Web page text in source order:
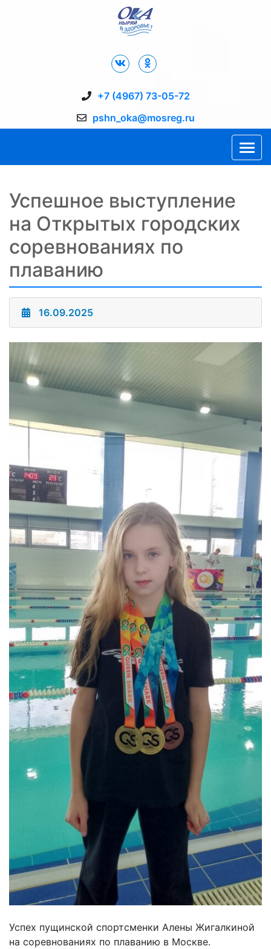
+7 (4967) 73-05-72
pshn_oka@mosreg.ru
Успешное выступление
на Открытых городских
соревнованиях по
плаванию
16.09.2025
Успех пущинской спортсменки Алены Жигалкиной
на соревнованиях по плаванию в Москве.